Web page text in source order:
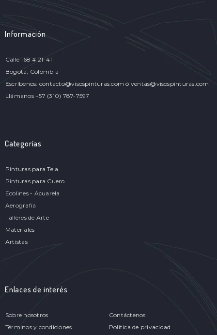
Información
Calle 168 # 21-41
Bogotá, Colombia
Escríbenos: contacto@visospinturas.com ó ventas@visospinturas.com
Llámanos +57 (310) 787-7597
Categorías
Pinturas para Tela
Pinturas para Cuero
Ecolines - Acuarela
Aerografía
Talleres de Arte
Materiales
Artistas
Enlaces de interés
Sobre nosotros
Contáctenos
Términos y condiciones
Política de privacidad